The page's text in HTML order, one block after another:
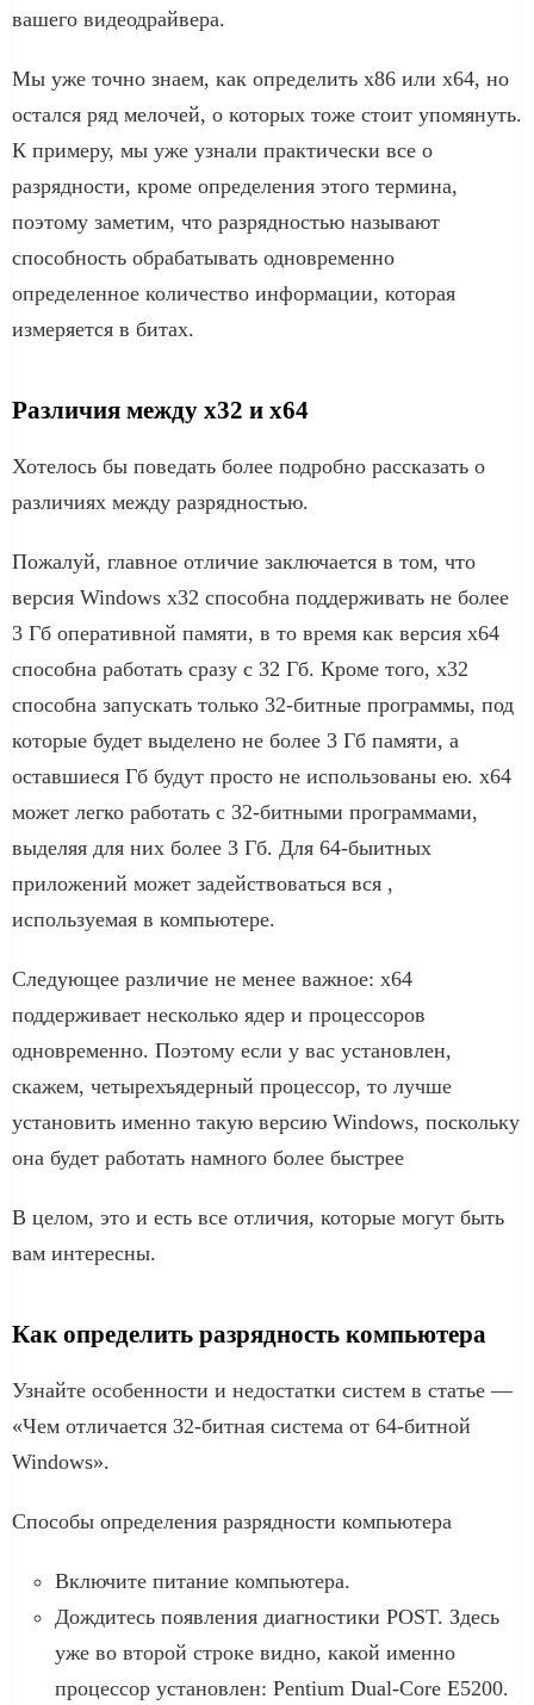
вашего видеодрайвера.
Мы уже точно знаем, как определить x86 или x64, но
остался ряд мелочей, о которых тоже стоит упомянуть.
К примеру, мы уже узнали практически все о
разрядности, кроме определения этого термина,
поэтому заметим, что разрядностью называют
способность обрабатывать одновременно
определенное количество информации, которая
измеряется в битах.
Различия между x32 и x64
Хотелось бы поведать более подробно рассказать о
различиях между разрядностью.
Пожалуй, главное отличие заключается в том, что
версия Windows x32 способна поддерживать не более
3 Гб оперативной памяти, в то время как версия x64
способна работать сразу с 32 Гб. Кроме того, x32
способна запускать только 32-битные программы, под
которые будет выделено не более 3 Гб памяти, а
оставшиеся Гб будут просто не использованы ею. x64
может легко работать с 32-битными программами,
выделяя для них более 3 Гб. Для 64-быитных
приложений может задействоваться вся ,
используемая в компьютере.
Следующее различие не менее важное: x64
поддерживает несколько ядер и процессоров
одновременно. Поэтому если у вас установлен,
скажем, четырехъядерный процессор, то лучше
установить именно такую версию Windows, поскольку
она будет работать намного более быстрее
В целом, это и есть все отличия, которые могут быть
вам интересны.
Как определить разрядность компьютера
Узнайте особенности и недостатки систем в статье —
«Чем отличается 32-битная система от 64-битной
Windows».
Способы определения разрядности компьютера
Включите питание компьютера.
Дождитесь появления диагностики POST. Здесь
уже во второй строке видно, какой именно
процессор установлен: Pentium Dual-Core E5200.